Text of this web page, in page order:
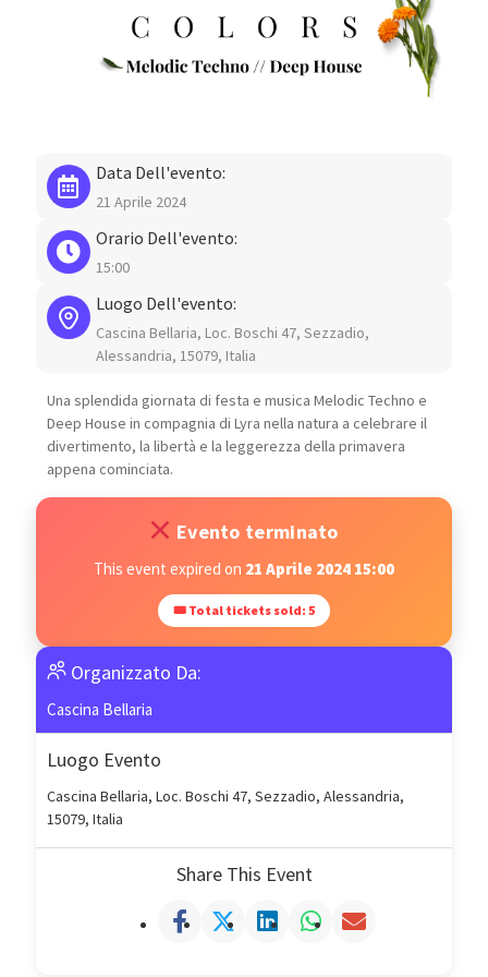
Data Dell'evento:
21 Aprile 2024
Orario Dell'evento:
15:00
Luogo Dell'evento:
Cascina Bellaria, Loc. Boschi 47, Sezzadio,
Alessandria, 15079, Italia
Una splendida giornata di festa e musica Melodic Techno e
Deep House in compagnia di Lyra nella natura a celebrare il
divertimento, la libertà e la leggerezza della primavera
appena cominciata.
Evento terminato
This event expired on 21 Aprile 2024 15:00
🎟 Total tickets sold: 5
Organizzato Da:
Cascina Bellaria
Luogo Evento
Cascina Bellaria, Loc. Boschi 47, Sezzadio, Alessandria,
15079, Italia
Share This Event